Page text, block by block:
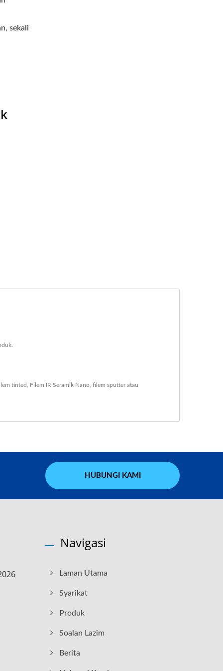
sekali
tinted Filem IR Seramik Nano filem sputteratau
HUBUNGI KAMI
Navigasi
Laman Utama
Syarikat
Produk
Soalan Lazim
Berita